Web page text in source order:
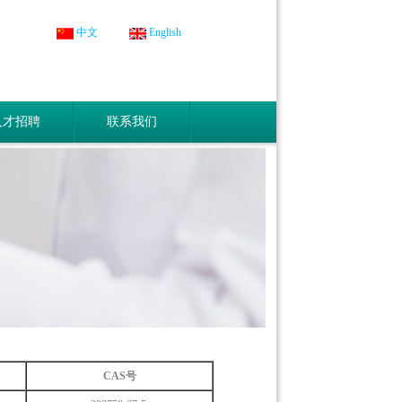
中文 English
才招聘 联系我们
CAS号